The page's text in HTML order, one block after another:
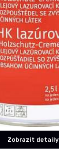
Zobrazit detaily